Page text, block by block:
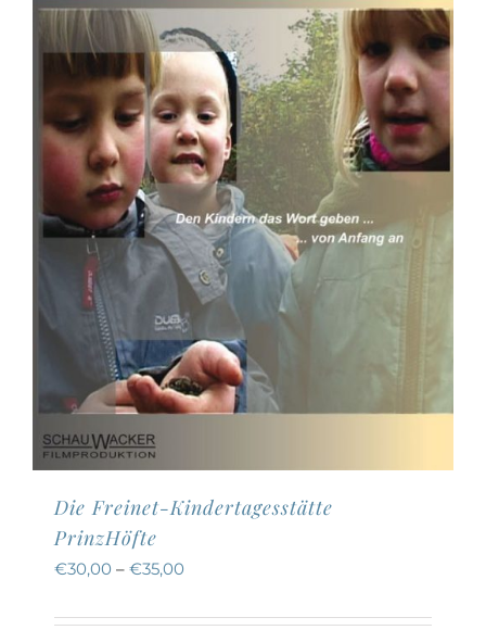
Die Freinet-Kindertagesstätte
PrinzHöfte
€30,00 – €35,00